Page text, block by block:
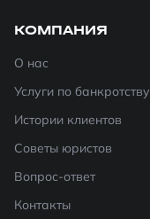
КОМПАНИЯ
О нас
Услуги по банкротству
Истории клиентов
Советы юристов
Вопрос-ответ
Контакты